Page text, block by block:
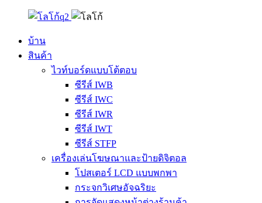
บ้าน
สินค้า
ไวท์บอร์ดแบบโต้ตอบ
ซีรีส์ IWB
ซีรีส์ IWC
ซีรีส์ IWR
ซีรีส์ IWT
ซีรีส์ STFP
เครื่องเล่นโฆษณาและป้ายดิจิตอล
โปสเตอร์ LCD แบบพกพา
กระจกวิเศษอัจฉริยะ